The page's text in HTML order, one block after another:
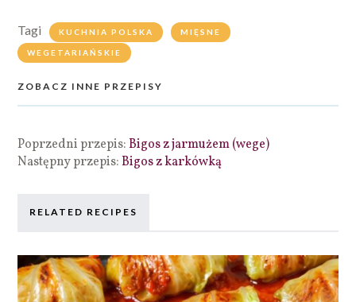
Tagi KUCHNIA POLSKA MIĘSNE
WEGETARIAŃSKIE
ZOBACZ INNE PRZEPISY
Poprzedni przepis:Bigos z jarmużem (wege)
Następny przepis:Bigos z karkówką
RELATED RECIPES